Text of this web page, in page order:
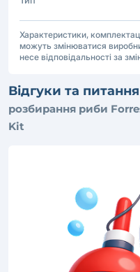
Характеристики,
можуть змінюватися
несе відповідальності за
Відгуки та питання
розбирання риби
Kit